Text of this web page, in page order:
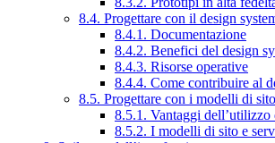
8.4. Progettare con il design
8.4.1. Documentazione
8.4.2. Benefici del design
8.4.3. Risorse operative
8.4.4. Come contribuire al
8.5. Progettare con i modelli di
8.5.1. Vantaggi dell’utilizzo
8.5.2. I modelli di sito e